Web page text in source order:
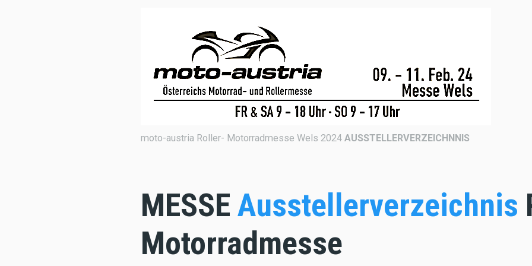
moto-austria Roller- Motorradmesse Wels 2024 AUSSTELLERVERZEICHNNIS
MESSE Ausstellerverzeichnis
Motorradmesse